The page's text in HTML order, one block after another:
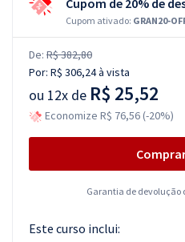
Cupom de 20% de
Cupom ativado: GRAN20-
De: R$ 382,80
Por: R$ 306,24à vista
ou 12x de R$ 25,52
Economize R$ 76,56 (-20%)
Garantia de devolução
Este curso inclui: